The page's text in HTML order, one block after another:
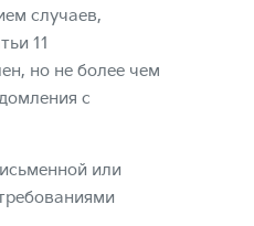
случаев,
11
но не более чем
с
или